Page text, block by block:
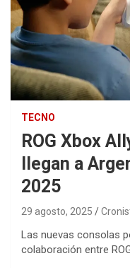
TECNO
ROG Xbox
llegan a
2025
29 agosto, 2025
Las nuevas consolas
colaboración entre